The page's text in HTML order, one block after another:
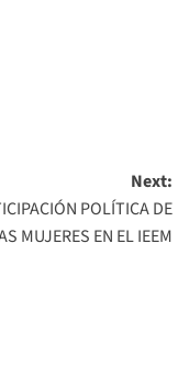
Next:
POLÍTICA DE
MUJERES EN EL IEEM